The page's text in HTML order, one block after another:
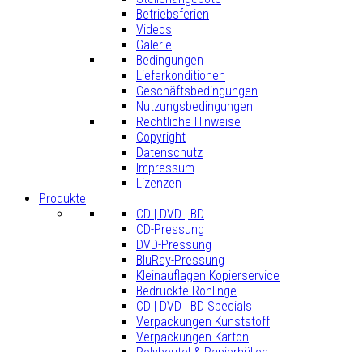
Betriebsferien
Videos
Galerie
Bedingungen
Lieferkonditionen
Geschäftsbedingungen
Nutzungsbedingungen
Rechtliche Hinweise
Copyright
Datenschutz
Impressum
Lizenzen
Produkte
CD | DVD | BD
CD-Pressung
DVD-Pressung
BluRay-Pressung
Kleinauflagen Kopierservice
Bedruckte Rohlinge
CD | DVD | BD Specials
Verpackungen Kunststoff
Verpackungen Karton